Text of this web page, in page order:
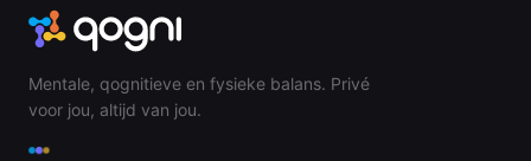
Mentale, qognitieve en fysieke balans. Privé
voor jou, altijd van jou.